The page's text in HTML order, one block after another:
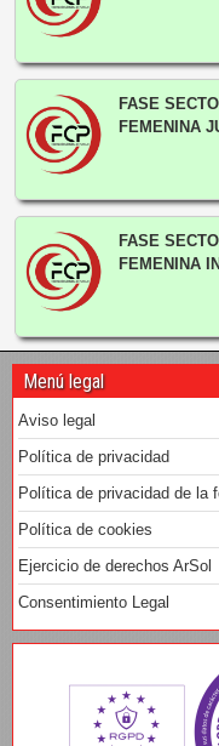
FASE
FEMENINA
FASE
FEMENINA
Menú legal
Aviso legal
Política de privacidad
Política de privacidad de la
Política de cookies
Ejercicio de derechos ArSol
Consentimiento Legal